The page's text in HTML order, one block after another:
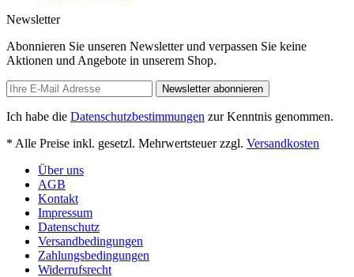
Newsletter
Abonnieren Sie unseren Newsletter und verpassen Sie keine
Aktionen und Angebote in unserem Shop.
Newsletter abonnieren
Ich habe die Datenschutzbestimmungen zur Kenntnis genommen.
* Alle Preise inkl. gesetzl. Mehrwertsteuer zzgl. Versandkosten
Über uns
AGB
Kontakt
Impressum
Datenschutz
Versandbedingungen
Zahlungsbedingungen
Widerrufsrecht